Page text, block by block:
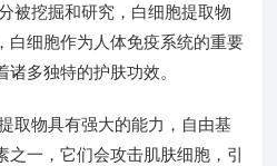
被挖掘和研究，白细胞提取物
白细胞作为人体免疫系统的重要
多独特的护肤功效。
取物具有强大的能力，自由基
之一，它们会攻击肌肤细胞，引